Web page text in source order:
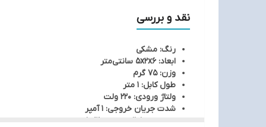
نقد و بررسی
رنگ: مشکی
ابعاد: 5x2x6 سانتی‌متر
وزن: 75 گرم
طول کابل: 1 متر
ولتاژ ورودی: 220 ولت
شدت جریان خروجی: 1 آمپر
محدوده ولتاژ خروجی: 12 ولت